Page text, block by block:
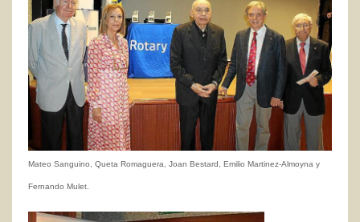
Mateo Sanguino, Queta Romaguera, Joan Bestard, Emilio Martinez-Almoyna y
Fernando Mulet.